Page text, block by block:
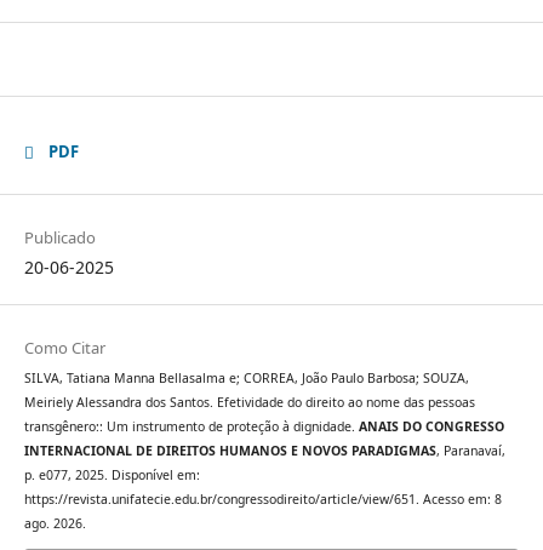
PDF
Publicado
20-06-2025
Como Citar
SILVA, Tatiana Manna Bellasalma e; CORREA, João Paulo Barbosa; SOUZA,
Meiriely Alessandra dos Santos. Efetividade do direito ao nome das pessoas
transgênero:: Um instrumento de proteção à dignidade. ANAIS DO CONGRESSO
INTERNACIONAL DE DIREITOS HUMANOS E NOVOS PARADIGMAS, Paranavaí,
p. e077, 2025. Disponível em:
https://revista.unifatecie.edu.br/congressodireito/article/view/651. Acesso em: 8
ago. 2026.